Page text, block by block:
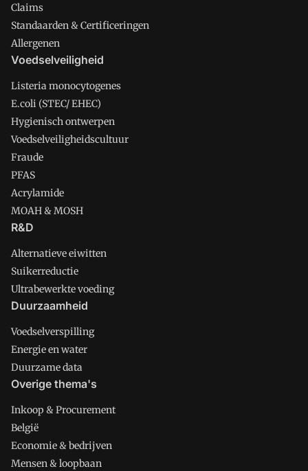
Claims
Standaarden & Certificeringen
Allergenen
Voedselveiligheid
Listeria monocytogenes
E.coli (STEC/ EHEC)
Hygienisch ontwerpen
Voedselveiligheidscultuur
Fraude
PFAS
Acrylamide
MOAH & MOSH
R&D
Alternatieve eiwitten
Suikerreductie
Ultrabewerkte voeding
Duurzaamheid
Voedselverspilling
Energie en water
Duurzame data
Overige thema's
Inkoop & Procurement
België
Economie & bedrijven
Mensen & loopbaan